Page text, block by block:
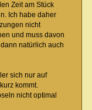
Zeit am Stück
Ich habe daher
nicht
und muss davon
natürlich auch
sich nur auf
kommt.
nicht optimal